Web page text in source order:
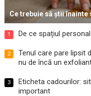
Ce trebuie să știi
1 De ce spațiul
2
Tenul care pare lipsit
nu de încă un
3
Eticheta cadourilor:
important